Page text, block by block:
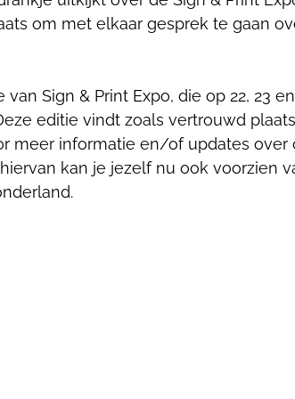
om met elkaar gesprek te gaan
Sign & Print Expo, die op 22, 23
editie vindt zoals vertrouwd
meer informatie en/of updates over
kan je jezelf nu ook voorzien